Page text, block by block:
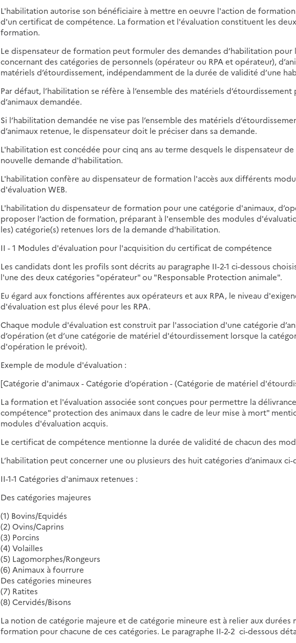
L'habilitation autorise son bénéficiaire à mettre en oeuvre l'action de
d'un certificat de compétence. La formation et l'évaluation constituent les
formation.
Le dispensateur de formation peut formuler des demandes d’habilitation pour
concernant des catégories de personnels (opérateur ou RPA et opérateur),
matériels d’étourdissement, indépendamment de la durée de validité d’une
Par défaut, l’habilitation se réfère à l’ensemble des matériels
d’animaux demandée.
Si l’habilitation demandée ne vise pas l’ensemble des matériels
d’animaux retenue, le dispensateur doit le préciser dans sa demande.
L'habilitation est concédée pour cinq ans au terme desquels le dispensateur
nouvelle demande d'habilitation.
L'habilitation confère au dispensateur de formation l'accès aux différents
d'évaluation WEB.
L'habilitation du dispensateur de formation pour une catégorie d'animaux,
proposer l’action de formation, préparant à l'ensemble des modules
les) catégorie(s) retenues lors de la demande d'habilitation.
II - 1 Modules d'évaluation pour l'acquisition du certificat de compétence
Les candidats dont les profils sont décrits au paragraphe II-2-1 ci-dessous
l'une des deux catégories "opérateur" ou "Responsable Protection animale".
Eu égard aux fonctions afférentes aux opérateurs et aux RPA, le niveau
d'évaluation est plus élevé pour les RPA.
Chaque module d'évaluation est construit par l'association d'une catégorie
d’opération (et d’une catégorie de matériel d'étourdissement lorsque la
d'opération le prévoit).
Exemple de module d'évaluation :
[Catégorie d'animaux - Catégorie d’opération - (Catégorie de matériel
La formation et l'évaluation associée sont conçues pour permettre la
compétence" protection des animaux dans le cadre de leur mise à mort"
modules d'évaluation acquis.
Le certificat de compétence mentionne la durée de validité de chacun des
L’habilitation peut concerner une ou plusieurs des huit catégories d’animaux ci-
II-1-1 Catégories d'animaux retenues :
Des catégories majeures
(1) Bovins/Equidés
(2) Ovins/Caprins
(3) Porcins
(4) Volailles
(5) Lagomorphes/Rongeurs
(6) Animaux à fourrure
Des catégories mineures
(7) Ratites
(8) Cervidés/Bisons
La notion de catégorie majeure et de catégorie mineure est à relier aux durées
formation pour chacune de ces catégories. Le paragraphe II-2-2 ci-dessous